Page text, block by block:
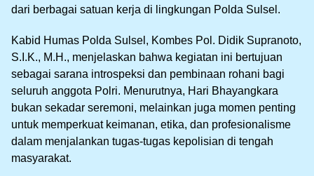
dari berbagai satuan kerja di lingkungan Polda Sulsel.
Kabid Humas Polda Sulsel, Kombes Pol. Didik Supranoto,
S.I.K., M.H., menjelaskan bahwa kegiatan ini bertujuan
sebagai sarana introspeksi dan pembinaan rohani bagi
seluruh anggota Polri. Menurutnya, Hari Bhayangkara
bukan sekadar seremoni, melainkan juga momen penting
untuk memperkuat keimanan, etika, dan profesionalisme
dalam menjalankan tugas-tugas kepolisian di tengah
masyarakat.